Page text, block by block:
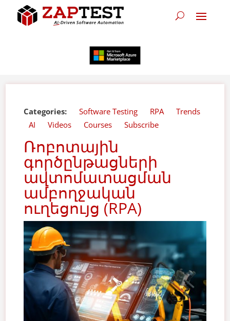
Categories: Software Testing RPA
Trends
AI
Videos Courses Subscribe
Ռոբոտային
գործընթացների
ավտոմատացման
ամբողջական
ուղեցույց (RPA)